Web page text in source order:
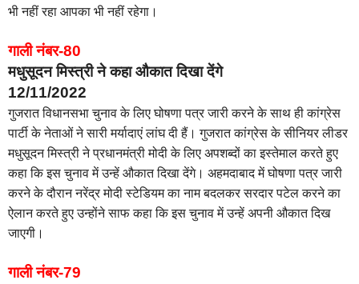
भी नहीं रहा आपका भी नहीं रहेगा।
गाली नंबर-80
मधुसूदन मिस्त्री ने कहा औकात दिखा देंगे
12/11/2022
गुजरात विधानसभा चुनाव के लिए घोषणा पत्र जारी करने के साथ ही कांग्रेस
पार्टी के नेताओं ने सारी मर्यादाएं लांघ दी हैं। गुजरात कांग्रेस के सीनियर लीडर
मधुसूदन मिस्त्री ने प्रधानमंत्री मोदी के लिए अपशब्दों का इस्तेमाल करते हुए
कहा कि इस चुनाव में उन्हें औकात दिखा देंगे। अहमदाबाद में घोषणा पत्र जारी
करने के दौरान नरेंद्र मोदी स्टेडियम का नाम बदलकर सरदार पटेल करने का
ऐलान करते हुए उन्होंने साफ कहा कि इस चुनाव में उन्हें अपनी औकात दिख
जाएगी।
गाली नंबर-79